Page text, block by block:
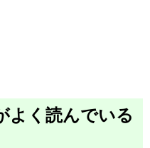
よく読んでいる